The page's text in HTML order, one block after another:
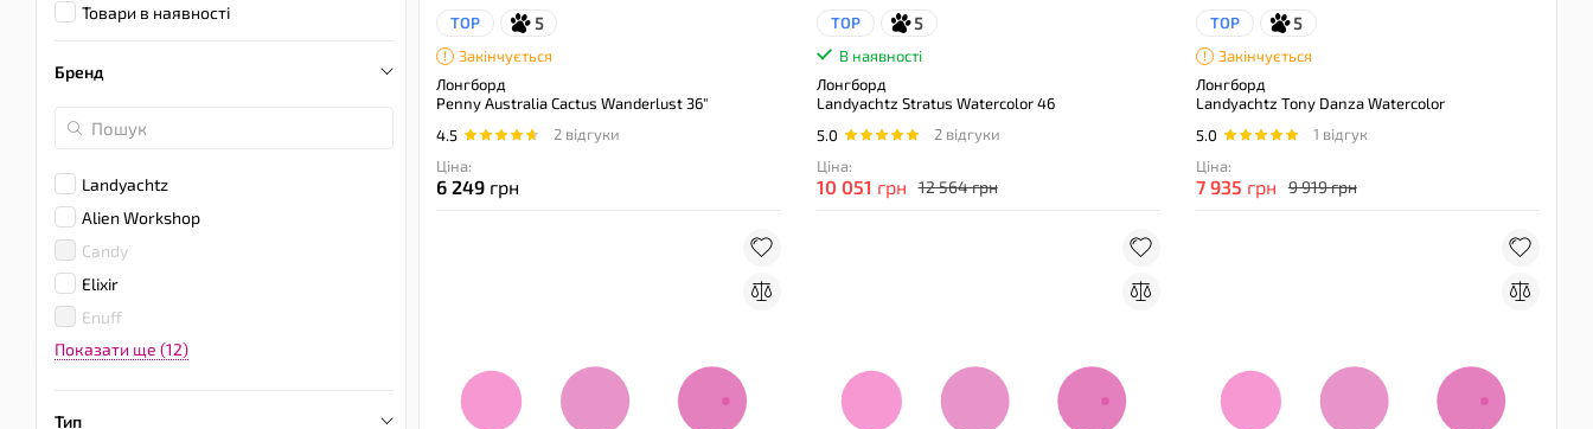
TOP 5
Закінчується
Лонгборд
Penny Australia Cactus Wanderlust 36"
4.5
2 відгуки
Ціна:
6 249 грн
TOP 5
В наявності
Лонгборд
Landyachtz Stratus Watercolor 46
5.0
2 відгуки
Ціна:
10 051 грн 12 564 грн
TOP 5
Закінчується
Лонгборд
Landyachtz Tony Danza Watercolor
5.0
1 відгук
Ціна:
7 935 грн 9 919 грн
Товари в наявності
Бренд
Landyachtz
Alien Workshop
Candy
Elixir
Enuff
Показати ще (12)
Тип